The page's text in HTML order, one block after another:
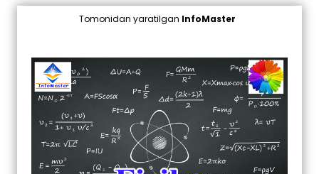
Tomonidan yaratilgan InfoMaster